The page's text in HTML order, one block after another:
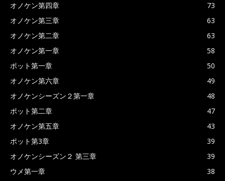
オノケン第四章
73
オノケン第三章
63
オノケン第二章
63
オノケン第一章
58
ポット第一章
50
オノケン第六章
49
オノケンシーズン２第一章
48
ポット第二章
47
オノケン第五章
43
ポット第3章
39
オノケンシーズン２ 第三章
39
ウメ第一章
38